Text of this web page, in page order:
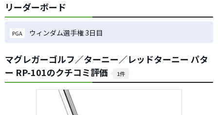
リーダーボード
PGA ウィンダム選手権 3日目
マグレガーゴルフ／ターニー／レッドターニー パタ
ー RP-101のクチコミ評価
1件